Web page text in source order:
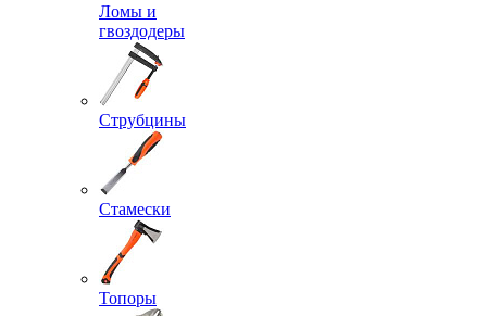
Ломы и
гвоздодеры
Струбцины
Стамески
Топоры